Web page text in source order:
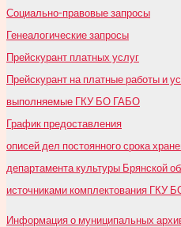
Социально-правовые запросы
Генеалогические запросы
Прейскурант платных услуг
Прейскурант на платные работы и
выполняемые ГКУ БО ГАБО
График предоставления
описей дел постоянного срока
департамента культуры Брянской
источниками комплектования ГКУ
Информация о муниципальных